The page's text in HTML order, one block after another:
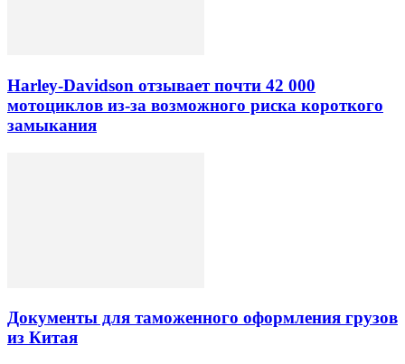
Harley-Davidson отзывает почти 42 000
мотоциклов из-за возможного риска короткого
замыкания
Документы для таможенного оформления грузов
из Китая